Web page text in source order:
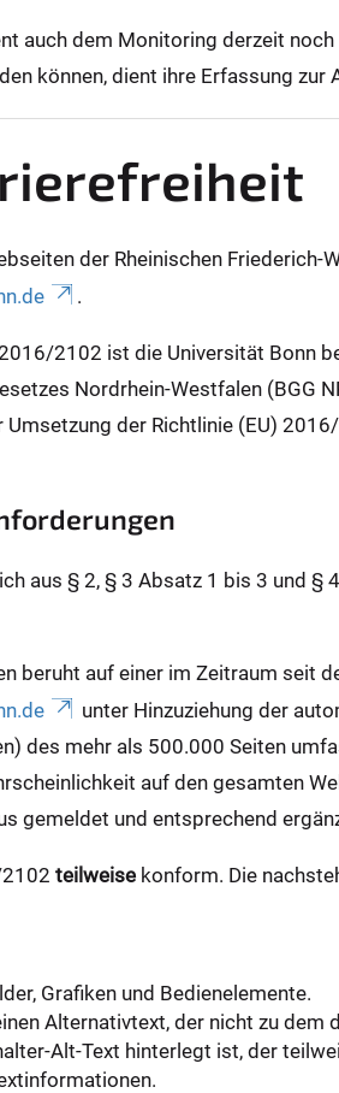
auch dem Monitoring derzeit
können, dient ihre Erfassung
der Rheinischen
.
2102 ist die Universität Bonn
Nordrhein-Westfalen (BGG
der Richtlinie (EU)
aus § 2, § 3 Absatz 1 bis 3 und §
beruht auf einer im Zeitraum seit
unter Hinzuziehung der
des mehr als 500.000 Seiten
auf den gesamten
gemeldet und entsprechend
teilweisekonform. Die
Grafiken und Bedienelemente.
Alternativtext, der nicht zu
Alt-Text hinterlegt ist, der